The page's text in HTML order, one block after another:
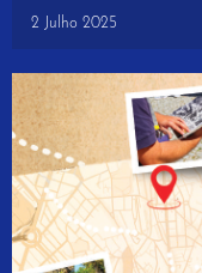
2 Julho 2025